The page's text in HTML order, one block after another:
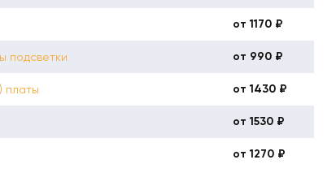
от 1170 ₽
подсветки от 990 ₽
платы от 1430 ₽
от 1530 ₽
от 1270 ₽